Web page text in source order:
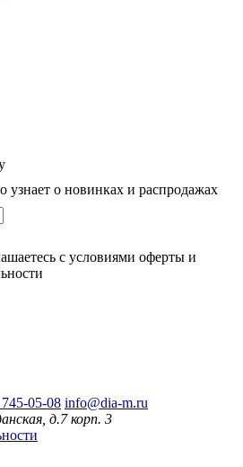
узнает о новинках и распродажах
с условиями оферты и
05-08 info@dia-m.ru
д.7 корп. 3